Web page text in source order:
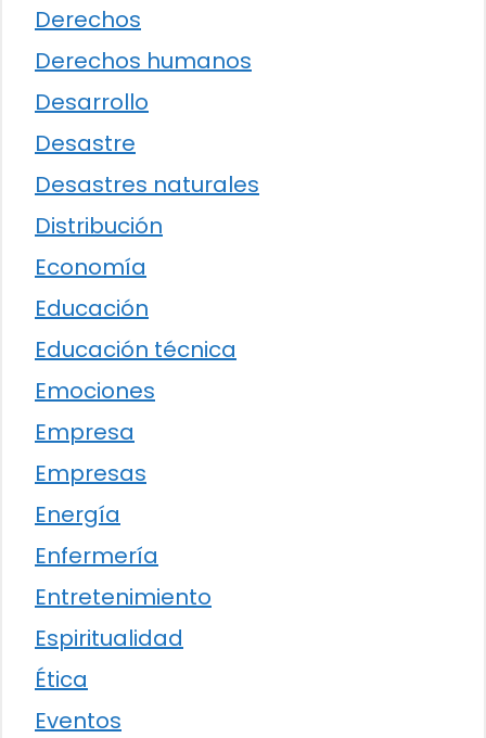
Derechos
Derechos humanos
Desarrollo
Desastre
Desastres naturales
Distribución
Economía
Educación
Educación técnica
Emociones
Empresa
Empresas
Energía
Enfermería
Entretenimiento
Espiritualidad
Ética
Eventos